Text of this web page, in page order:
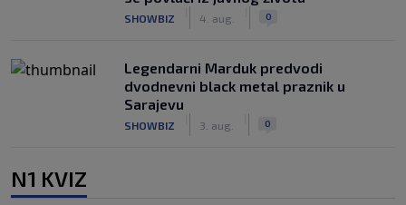
SHOWBIZ 4. aug. 0
Legendarni Marduk predvodi
dvodnevni black metal praznik u
Sarajevu
SHOWBIZ 3. aug. 0
N1 KVIZ